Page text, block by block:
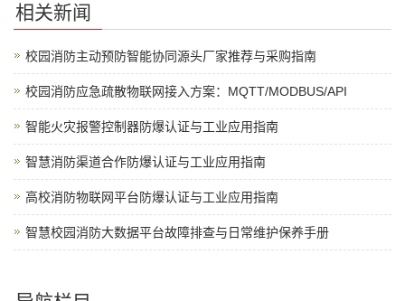
相关新闻
校园消防主动预防智能协同源头厂家推荐与采购指南
校园消防应急疏散物联网接入方案：MQTT/MODBUS/API
智能火灾报警控制器防爆认证与工业应用指南
智慧消防渠道合作防爆认证与工业应用指南
高校消防物联网平台防爆认证与工业应用指南
智慧校园消防大数据平台故障排查与日常维护保养手册